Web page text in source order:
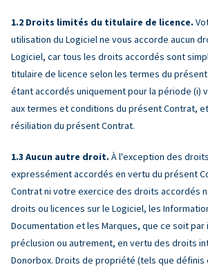
Droits limités du titulaire de licence.
utilisation du Logiciel ne vous accorde aucun
Logiciel, car tous les droits accordés sont
titulaire de licence selon les termes du
étant accordés uniquement pour la période (i)
aux termes et conditions du présent Contrat,
résiliation du présent Contrat.
Aucun autre droit. À l'exception des
expressément accordés en vertu du présent
Contrat ni votre exercice des droits accordés
droits ou licences sur le Logiciel, les
Documentation et les Marques, que ce soit par
préclusion ou autrement, en vertu des droits
Donorbox. Droits de propriété (tels que définis